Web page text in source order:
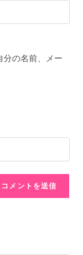
分の名前、メー